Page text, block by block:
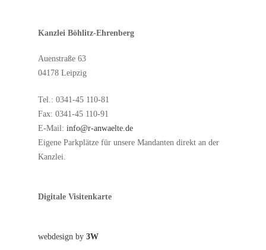
Kanzlei Böhlitz-Ehrenberg
Auenstraße 63
04178 Leipzig
Tel.: 0341-45 110-81
Fax: 0341-45 110-91
E-Mail: info@r-anwaelte.de
Eigene Parkplätze für unsere Mandanten direkt an der
Kanzlei.
Digitale Visitenkarte
webdesign by 3W